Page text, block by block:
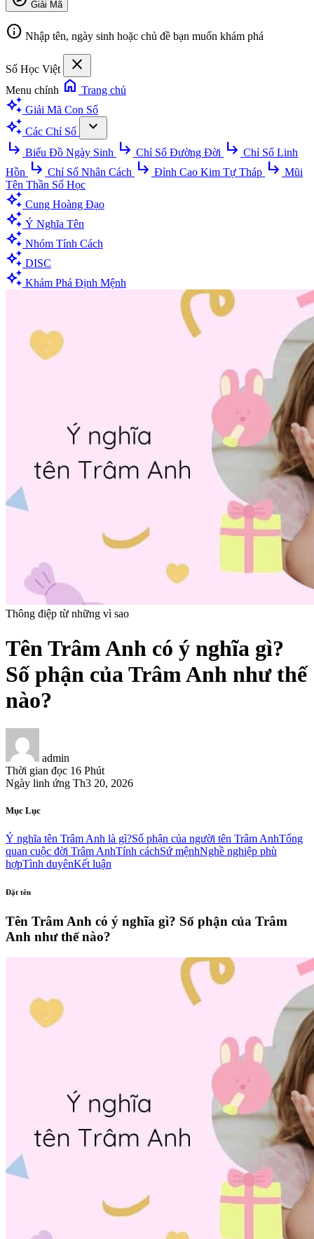
Giải Mã
info Nhập tên, ngày sinh hoặc chủ đề bạn muốn khám phá
Số Học Việt close
Menu chính home Trang chủ
auto_awesome Giải Mã Con Số
auto_awesome Các Chỉ Số
expand_more
subdirectory_arrow_right Biểu Đồ Ngày Sinh subdirectory_arrow_right Chỉ Số Đường Đời subdirectory_arrow_right Chỉ Số Linh
Hồn subdirectory_arrow_right Chỉ Số Nhân Cách subdirectory_arrow_right Đỉnh Cao Kim Tự Tháp subdirectory_arrow_right Mũi
Tên Thần Số Học
auto_awesome Cung Hoàng Đạo
auto_awesome Ý Nghĩa Tên
auto_awesome Nhóm Tính Cách
auto_awesome DISC
auto_awesome Khám Phá Định Mệnh
Thông điệp từ những vì sao
Tên Trâm Anh có ý nghĩa gì?
Số phận của Trâm Anh như thế
nào?
admin
Thời gian đọc 16 Phút
Ngày linh ứng Th3 20, 2026
Mục Lục
Ý nghĩa tên Trâm Anh là gì?Số phận của người tên Trâm AnhTổng
quan cuộc đời Trâm AnhTính cáchSứ mệnhNghề nghiệp phù
hợpTình duyênKết luận
Đặt tên
Tên Trâm Anh có ý nghĩa gì? Số phận của Trâm
Anh như thế nào?